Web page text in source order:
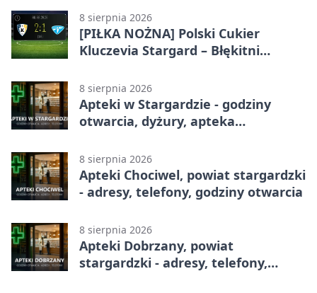
8 sierpnia 2026
[PIŁKA NOŻNA] Polski Cukier
Kluczevia Stargard – Błękitni
Lidze Grupa 2 (Grupa II)
8 sierpnia 2026
Apteki w Stargardzie - godziny
otwarcia, dyżury, apteka
8 sierpnia 2026
Apteki Chociwel, powiat stargardzki
- adresy, telefony, godziny otwarcia
8 sierpnia 2026
Apteki Dobrzany, powiat
stargardzki - adresy, telefony,